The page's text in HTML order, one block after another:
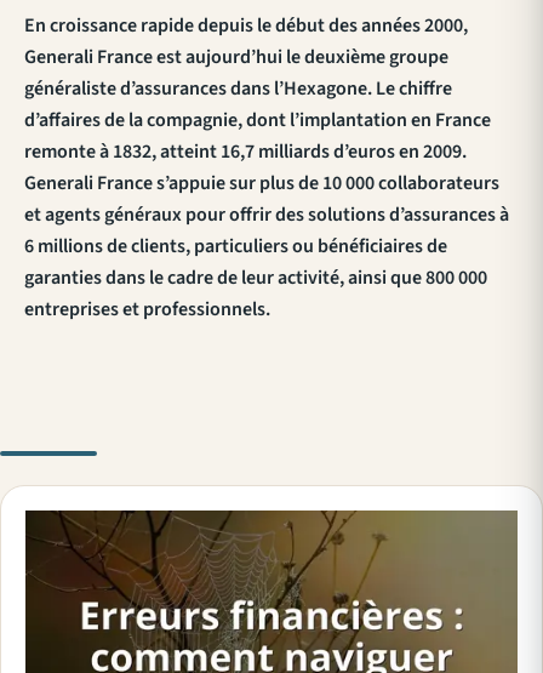
En croissance rapide depuis le début des années 2000,
Generali France est aujourd’hui le deuxième groupe
généraliste d’assurances dans l’Hexagone. Le chiffre
d’affaires de la compagnie, dont l’implantation en France
remonte à 1832, atteint 16,7 milliards d’euros en 2009.
Generali France s’appuie sur plus de 10 000 collaborateurs
et agents généraux pour offrir des solutions d’assurances à
6 millions de clients, particuliers ou bénéficiaires de
garanties dans le cadre de leur activité, ainsi que 800 000
entreprises et professionnels.